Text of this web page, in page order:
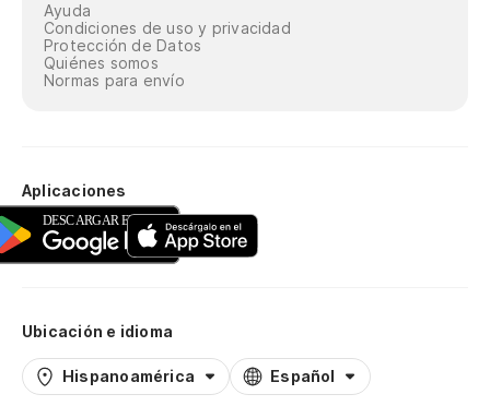
Ayuda
Condiciones de uso y privacidad
Protección de Datos
Quiénes somos
Normas para envío
Aplicaciones
Ubicación e idioma
Hispanoamérica Español